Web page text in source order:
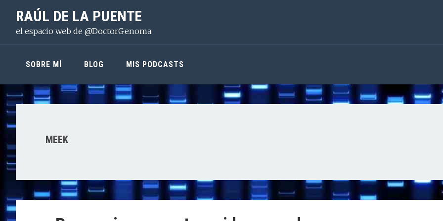
principal
contenido
lateral
RAÚL DE LA PUENTE
el espacio web de @DoctorGenoma
SOBRE MÍ BLOG MIS PODCASTS
MEEK